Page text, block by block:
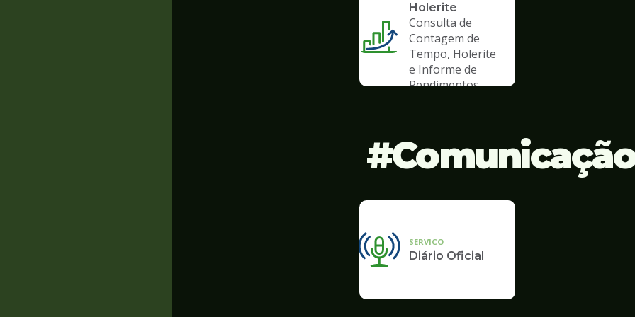
Holerite
Consulta de
Contagem de
Tempo, Holerite
e Informe de
Rendimentos
SERVICO
Diário Oficial